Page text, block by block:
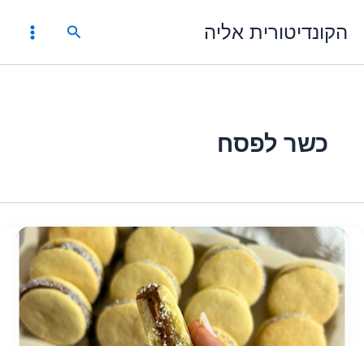
לתוכןהקונדיטורית אליה חיפוש
כשר לפסח